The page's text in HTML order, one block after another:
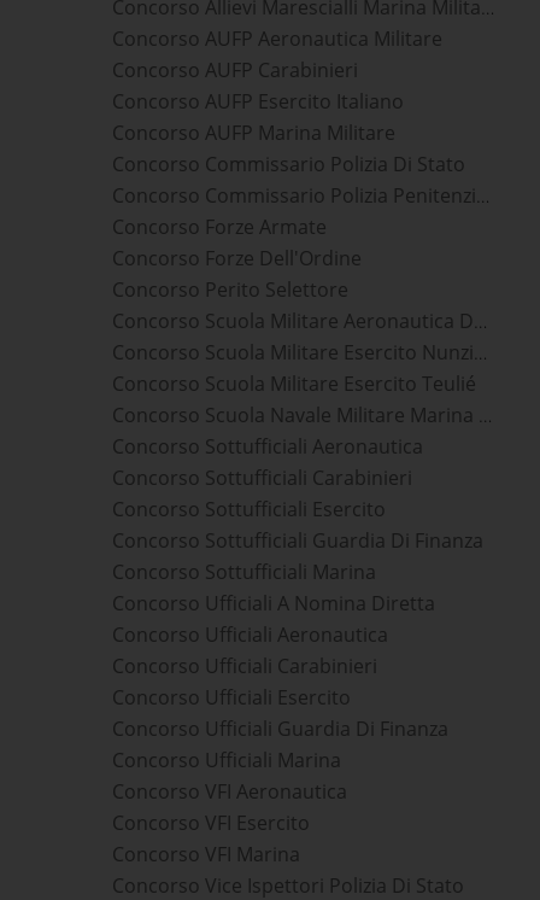
Concorso Allievi Marescialli Marina Militare
Concorso AUFP Aeronautica Militare
Concorso AUFP Carabinieri
Concorso AUFP Esercito Italiano
Concorso AUFP Marina Militare
Concorso Commissario Polizia Di Stato
Concorso Commissario Polizia Penitenziaria
Concorso Forze Armate
Concorso Forze Dell'Ordine
Concorso Perito Selettore
Concorso Scuola Militare Aeronautica Douhet
Concorso Scuola Militare Esercito Nunziatella
Concorso Scuola Militare Esercito Teulié
Concorso Scuola Navale Militare Marina Morosini
Concorso Sottufficiali Aeronautica
Concorso Sottufficiali Carabinieri
Concorso Sottufficiali Esercito
Concorso Sottufficiali Guardia Di Finanza
Concorso Sottufficiali Marina
Concorso Ufficiali A Nomina Diretta
Concorso Ufficiali Aeronautica
Concorso Ufficiali Carabinieri
Concorso Ufficiali Esercito
Concorso Ufficiali Guardia Di Finanza
Concorso Ufficiali Marina
Concorso VFI Aeronautica
Concorso VFI Esercito
Concorso VFI Marina
Concorso Vice Ispettori Polizia Di Stato